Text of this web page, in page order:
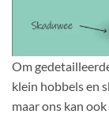
Om
klein hobbels en
maar ons kan